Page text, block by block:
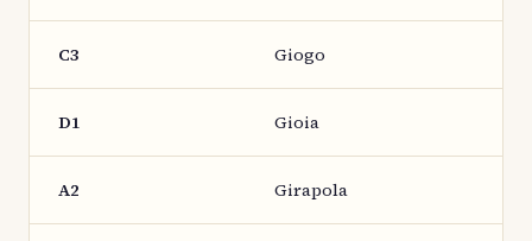
C3 Giogo
D1 Gioia
A2 Girapola